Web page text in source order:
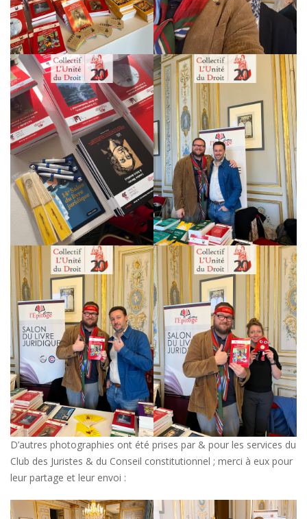
D’autres photographies ont été prises par & pour les services du
Club des Juristes & du Conseil constitutionnel ; merci à eux pour
leur partage et leur envoi :